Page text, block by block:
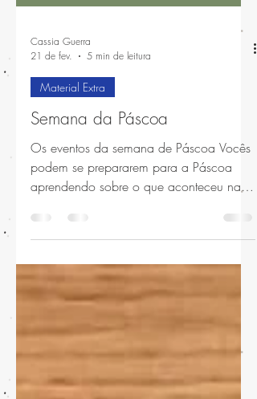
Cassia Guerra
21 de fev.
5 min de leitura
Material Extra
Semana da Páscoa
podem se prepararem para a Páscoa
aprendendo sobre o que aconteceu na
semana anterior à Crucificação e
Ressurreição de Jesus Cristo. Comece as
atividades 1 semana antes da Páscoa.
atividades que ensinarão o verdadeiro
significado da Páscoa, a Ressurreição de
Jesus Cristo! Programa de Páscoa para a